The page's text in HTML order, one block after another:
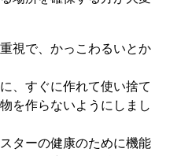
視で、かっこわるいとか
、すぐに作れて使い捨て
を作らないようにしまし
ターの健康のために機能